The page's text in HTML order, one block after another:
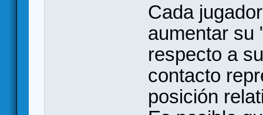
Cada
aumentar su
respecto a
contacto
posición